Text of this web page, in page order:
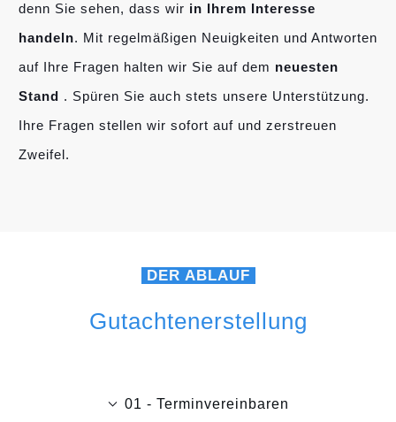
denn Sie sehen, dass wir in Ihrem Interesse
handeln. Mit regelmäßigen Neuigkeiten und Antworten
auf Ihre Fragen halten wir Sie auf dem neuesten
Stand . Spüren Sie auch stets unsere Unterstützung.
Ihre Fragen stellen wir sofort auf und zerstreuen
Zweifel.
DER ABLAUF
Gutachtenerstellung
01 - Terminvereinbaren